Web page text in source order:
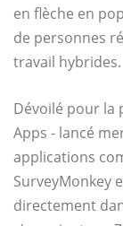
en flèche en
de personnes
travail hybrides.
Dévoilé pour la
Apps - lancé
applications
SurveyMonkey
directement